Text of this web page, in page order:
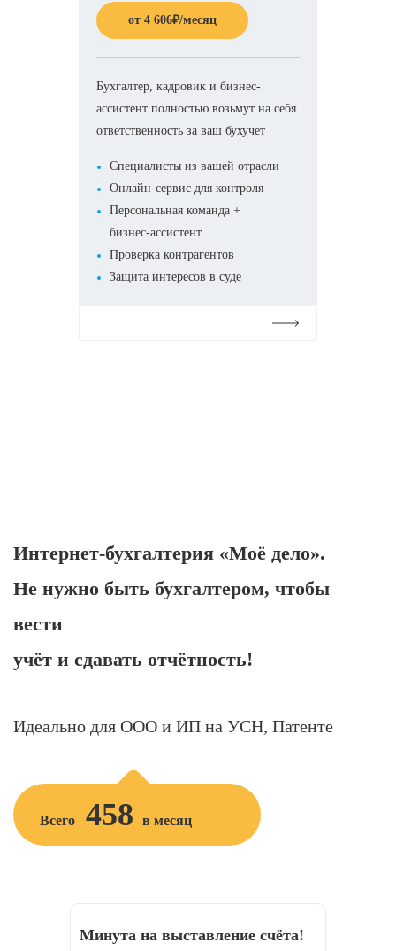
от 4 606₽/месяц
Бухгалтер, кадровик и бизнес-
ассистент полностью возьмут на себя
ответственность за ваш бухучет
Специалисты из вашей отрасли
Онлайн-сервис для контроля
Персональная команда +
бизнес-ассистент
Проверка контрагентов
Защита интересов в суде
Интернет-бухгалтерия «Моё дело».
Не нужно быть бухгалтером, чтобы
вести
учёт и сдавать отчётность!
Идеально для ООО и ИП на УСН, Патенте
Всего 458 в месяц
Минута на выставление счёта!